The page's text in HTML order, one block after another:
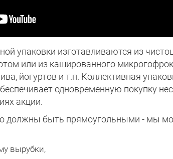
упаковки изготавливаются из
или из кашированного
йогуртов и т.п. Коллективная
одновременную покупку
акции.
должны быть прямоугольными - мы
вырубки,